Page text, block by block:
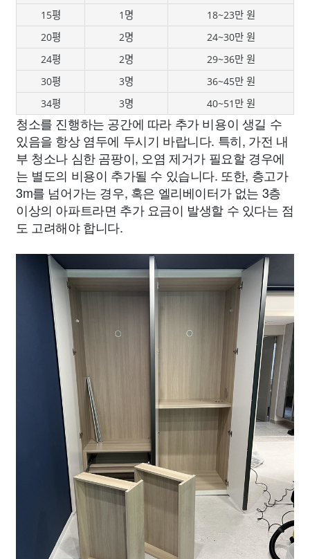
15평
1명
18~23만 원
20평
2명
24~30만 원
24평
2명
29~36만 원
30평
3명
36~45만 원
34평
3명 40~51만 원
청소를 진행하는 공간에 따라 추가 비용이 생길 수
있음을 항상 염두에 두시기 바랍니다. 특히, 가전 내
부 청소나 심한 곰팡이, 오염 제거가 필요할 경우에
는 별도의 비용이 추가될 수 있습니다. 또한, 층고가
3m를 넘어가는 경우, 혹은 엘리베이터가 없는 3층
이상의 아파트라면 추가 요금이 발생할 수 있다는 점
도 고려해야 합니다.